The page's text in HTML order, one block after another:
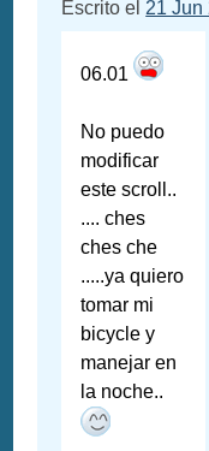
Escrito el 21 Jun
06.01
No puedo
modificar
este scroll..
.... ches
ches che
.....ya quiero
tomar mi
bicycle y
manejar en
la noche..